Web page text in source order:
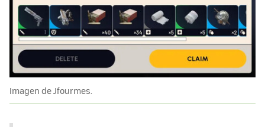
Imagen de Jfourmes.